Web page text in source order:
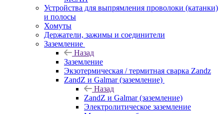
Устройства для выпрямления проволоки (катанки)
и полосы
Хомуты
Держатели, зажимы и соединители
Заземление
Назад
Заземление
Экзотермическая / термитная сварка Zandz
ZandZ и Galmar (заземление)
Назад
ZandZ и Galmar (заземление)
Электролитическое заземление